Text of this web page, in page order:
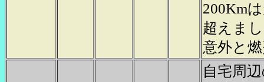
200Km
超えま
意外と
自宅周